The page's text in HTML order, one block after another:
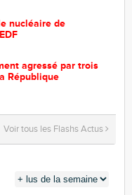
nucléaire de
agressé par trois
République
Voir tous les Flashs Actus